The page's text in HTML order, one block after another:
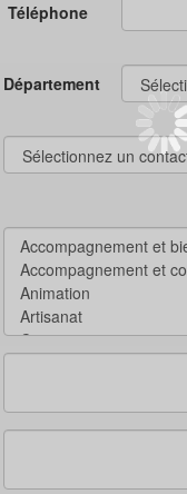
Téléphone
Département